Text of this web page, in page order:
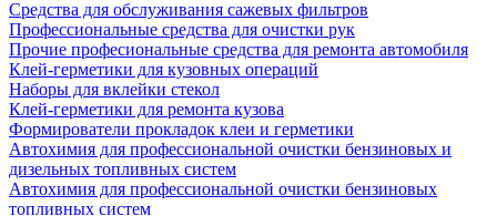
Средства для обслуживания сажевых фильтров
Профессиональные средства для очистки рук
Прочие професиональные средства для ремонта автомобиля
Клей-герметики для кузовных операций
Наборы для вклейки стекол
Клей-герметики для ремонта кузова
Формирователи прокладок клеи и герметики
Автохимия для профессиональной очистки бензиновых и
дизельных топливных систем
Автохимия для профессиональной очистки бензиновых
топливных систем